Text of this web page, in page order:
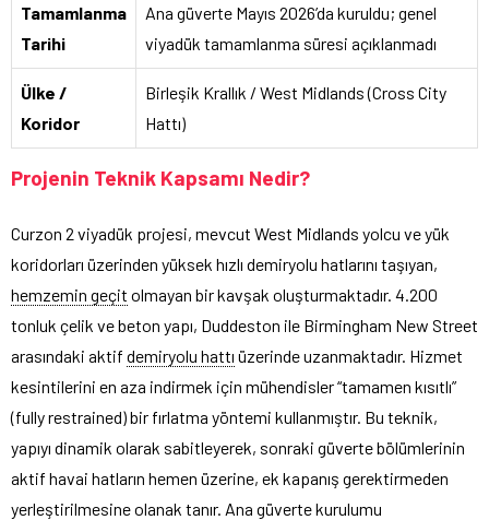
Tamamlanma
Tarihi
Ana güverte Mayıs 2026’da kuruldu; genel
viyadük tamamlanma süresi açıklanmadı
Ülke /
Koridor
Birleşik Krallık / West Midlands (Cross City
Hattı)
Projenin Teknik Kapsamı Nedir?
Curzon 2 viyadük projesi, mevcut West Midlands yolcu ve yük
koridorları üzerinden yüksek hızlı demiryolu hatlarını taşıyan,
hemzemin geçit olmayan bir kavşak oluşturmaktadır. 4.200
tonluk çelik ve beton yapı, Duddeston ile Birmingham New Street
arasındaki aktif demiryolu hattı üzerinde uzanmaktadır. Hizmet
kesintilerini en aza indirmek için mühendisler “tamamen kısıtlı”
(fully restrained) bir fırlatma yöntemi kullanmıştır. Bu teknik,
yapıyı dinamik olarak sabitleyerek, sonraki güverte bölümlerinin
aktif havai hatların hemen üzerine, ek kapanış gerektirmeden
yerleştirilmesine olanak tanır. Ana güverte kurulumu